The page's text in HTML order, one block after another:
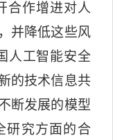
合作增进对人
并降低这些风
人工智能安全
的技术信息共
断发展的模型
研究方面的合